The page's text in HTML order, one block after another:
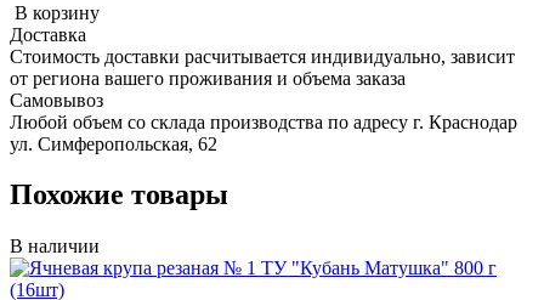
В корзину
Доставка
Стоимость доставки расчитывается индивидуально, зависит
от региона вашего проживания и объема заказа
Самовывоз
Любой объем со склада производства по адресу г. Краснодар
ул. Симферопольская, 62
Похожие товары
В наличии